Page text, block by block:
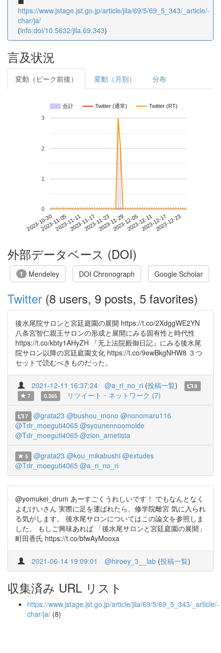
https://www.jstage.jst.go.jp/article/jila/69/5/69_5_343/_article/-
char/ja/
(info:doi/10.5632/jila.69.343)
言及状況
変動（ピーク前後） 変動（月別） 分布
合計 Twitter (通常) Twitter (RT)
2023-10-302023-11-052023-11-112023-11-172023-11-232023-11-292023-12-052023-12-112023-12-172023-12-23
0
1
2
3
外部データベース (DOI)
1 Mendeley DOI Chronograph Google Scholar
Twitter (8 users, 9 posts, 5 favorites)
後水尾院サロンと宮廷庭園の展開 https://t.co/2XdggWE2YN
八条宮智仁親王サロンの形成と展開にみる固有性と時代性
https://t.co/kbty1AHyZH 『无上法院殿御日記』にみる後水尾
院サロン以降の宮廷庭園文化 https://t.co/9ewBkgNHW8 ３つ
セットで読むべきものだった。
2021-12-11 16:37:24 @a_ri_no_ri (投稿一覧)
8
7
0.365 リツイート・ネットワーク (7)
7 @grata23 @bushou_mono @nonomaru116
@Tdr_moeguti4065 @syounennoomoide
@Tdr_moeguti4065 @zion_ametista
5 @grata23 @kou_mikabushi @extudes
@Tdr_moeguti4065 @a_ri_no_ri
@yomukei_drum あーすごくうれしいです！ でもなんとなく
よむけいさん 実際に足を運ばれたら、修学院離宮 気に入られ
る気がします。 後水尾サロンについてはこの論文を参照しま
した。 もしご興味あれば 「後水尾サロンと宮廷庭園の展開」
町田香氏 https://t.co/bfwAyMooxa
2021-06-14 19:09:01 @hiroey_3__lab (投稿一覧)
収集済み URL リスト
https://www.jstage.jst.go.jp/article/jila/69/5/69_5_343/_article/-
char/ja/ (8)